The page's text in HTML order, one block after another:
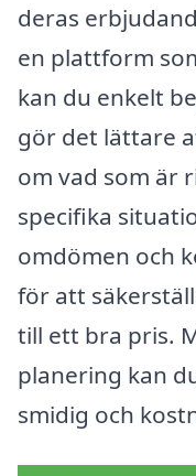
deras
en plattform
kan du enkelt
gör det lättare
om vad som är
specifika
omdömen och
för att
till ett bra pris.
planering kan
smidig och